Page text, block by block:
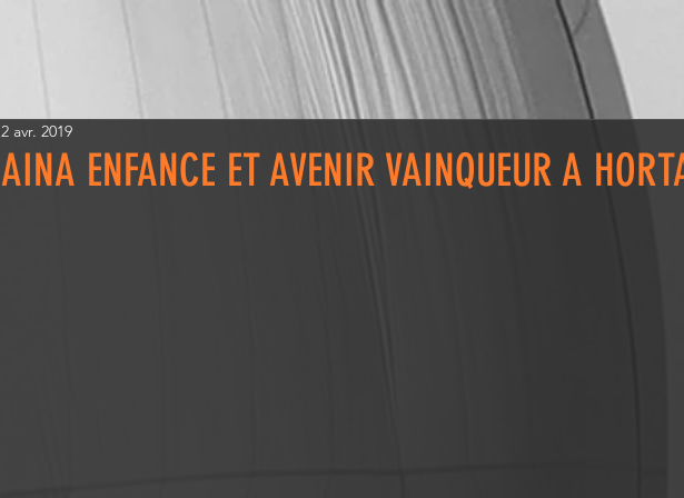
AINA ENFANCE ET AVENIR VAINQUEUR A
2 avr. 2019